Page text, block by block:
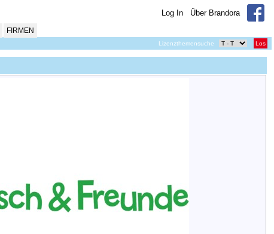
Log In Über Brandora
FIRMEN
Lizenzthemensuche Los